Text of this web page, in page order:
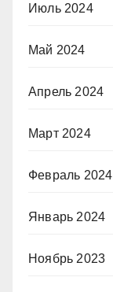
Июль 2024
Май 2024
Апрель 2024
Март 2024
Февраль 2024
Январь 2024
Ноябрь 2023